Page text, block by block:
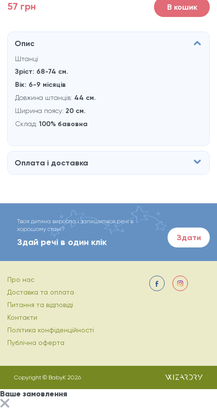
57 грн В кошик
Опис
Штанці
Зріст: 68-74 см.
Вік: 6-9 місяців
Довжина штанців: 44 см.
Ширина поясу: 20 см.
Склад:100% бавовна
Оплата і доставка
Твоя дитина виросла і залишилися речі в
хорошому стані?
Здай речі в один клік Здати
Про нас
Доставка та оплата
Питання та відповіді
Контакти
Політика конфіденційності
Публічна оферта
Copyright © BabyK 2026
Ваше замовлення